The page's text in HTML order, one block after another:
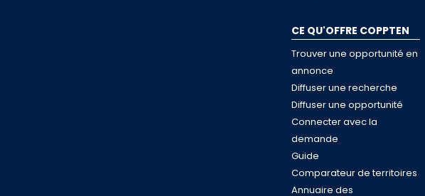
CE QU'OFFRE COPPTEN
Trouver une opportunité en
annonce
Diffuser une recherche
Diffuser une opportunité
Connecter avec la
demande
Guide
Comparateur de territoires
Annuaire des